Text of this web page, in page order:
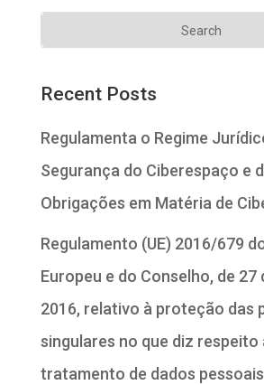
Recent Posts
Regulamenta o Regime
Segurança do Ciberespaço e
Obrigações em Matéria de
Regulamento (UE) 2016/679
Europeu e do Conselho, de 27
2016, relativo à proteção das
singulares no que diz respeito
tratamento de dados